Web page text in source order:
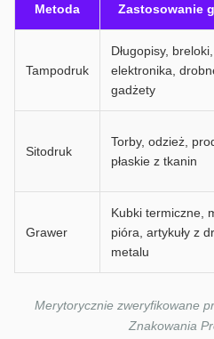
Metoda Zastosowanie
Tampodruk
Długopisy, breloki,
elektronika,
gadżety
Sitodruk
Torby, odzież,
płaskie z tkanin
Grawer
Kubki termiczne,
pióra, artykuły z
metalu
Merytorycznie zweryfikowane
Znakowania